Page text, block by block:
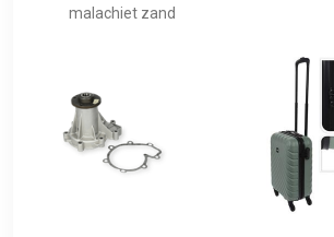
malachiet zand